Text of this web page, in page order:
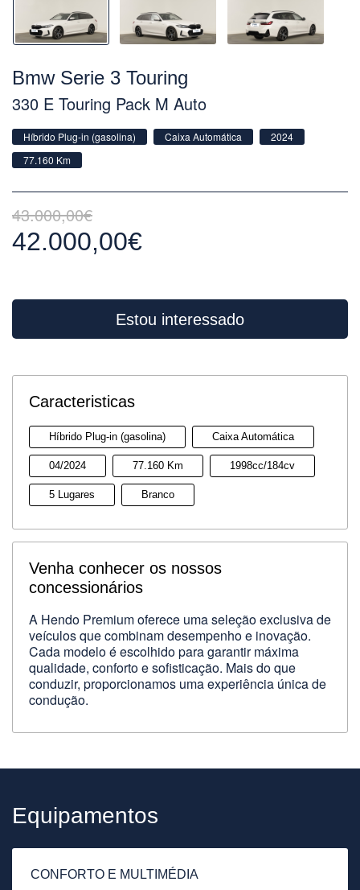
Bmw Serie 3 Touring
330 E Touring Pack M Auto
Híbrido Plug-in (gasolina) Caixa Automática
2024
77.160 Km
43.000,00€
42.000,00€
Estou interessado
Caracteristicas
Híbrido Plug-in (gasolina) Caixa Automática
04/2024 77.160 Km 1998cc/184cv
5 Lugares Branco
Venha conhecer os nossos
concessionários
A Hendo Premium oferece uma seleção exclusiva de
veículos que combinam desempenho e inovação.
Cada modelo é escolhido para garantir máxima
qualidade, conforto e sofisticação. Mais do que
conduzir, proporcionamos uma experiência única de
condução.
Equipamentos
CONFORTO E MULTIMÉDIA